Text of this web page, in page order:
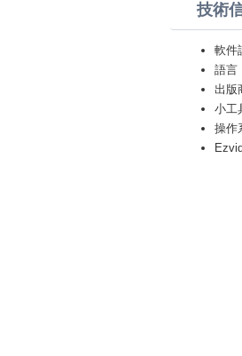
技術
軟件
語言
出版
小工
操作